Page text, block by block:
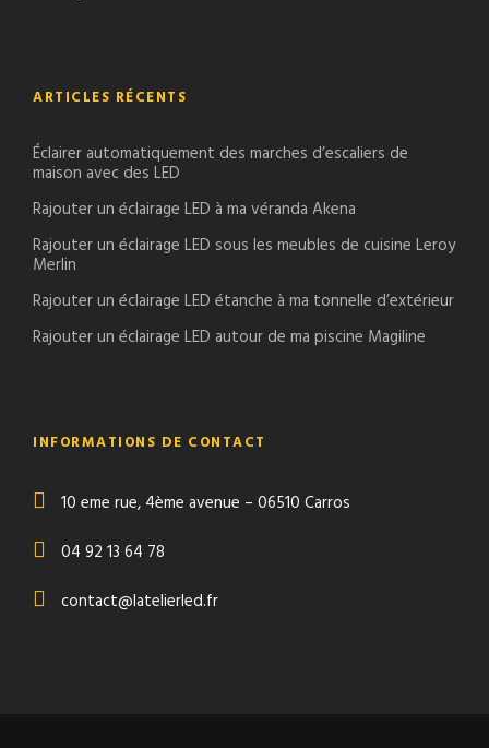
ARTICLES RÉCENTS
Éclairer automatiquement des marches d’escaliers de
maison avec des LED
Rajouter un éclairage LED à ma véranda Akena
Rajouter un éclairage LED sous les meubles de cuisine Leroy
Merlin
Rajouter un éclairage LED étanche à ma tonnelle d’extérieur
Rajouter un éclairage LED autour de ma piscine Magiline
INFORMATIONS DE CONTACT
10 eme rue, 4ème avenue – 06510 Carros
04 92 13 64 78
contact@latelierled.fr